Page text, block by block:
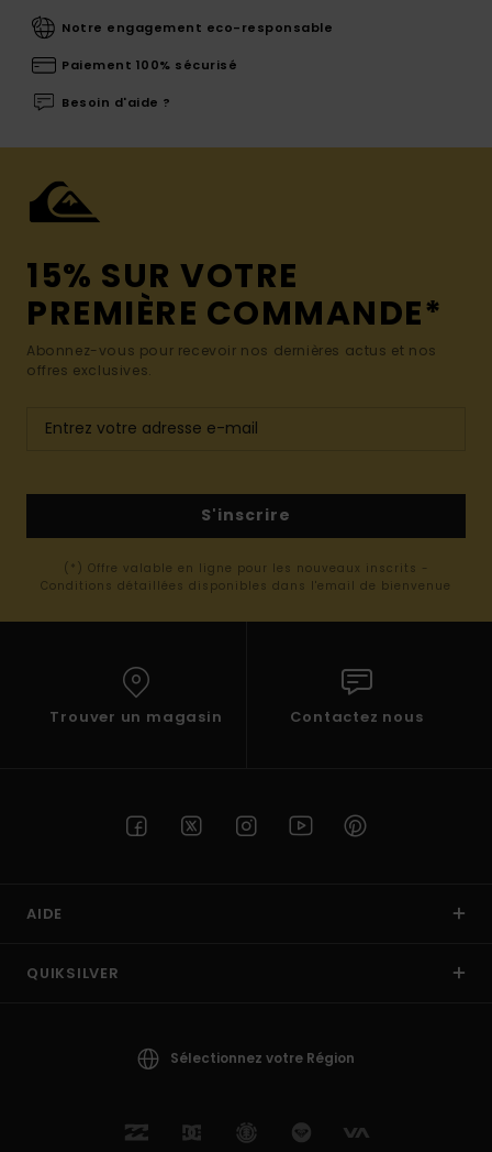
Notre engagement eco-responsable
Paiement 100% sécurisé
Besoin d'aide ?
15% SUR VOTRE
PREMIÈRE COMMANDE*
Abonnez-vous pour recevoir nos dernières actus et nos
offres exclusives.
S'inscrire
(*) Offre valable en ligne pour les nouveaux inscrits -
Conditions détaillées disponibles dans l'email de bienvenue
Trouver un magasin Contactez nous
AIDE
QUIKSILVER
Sélectionnez votre Région